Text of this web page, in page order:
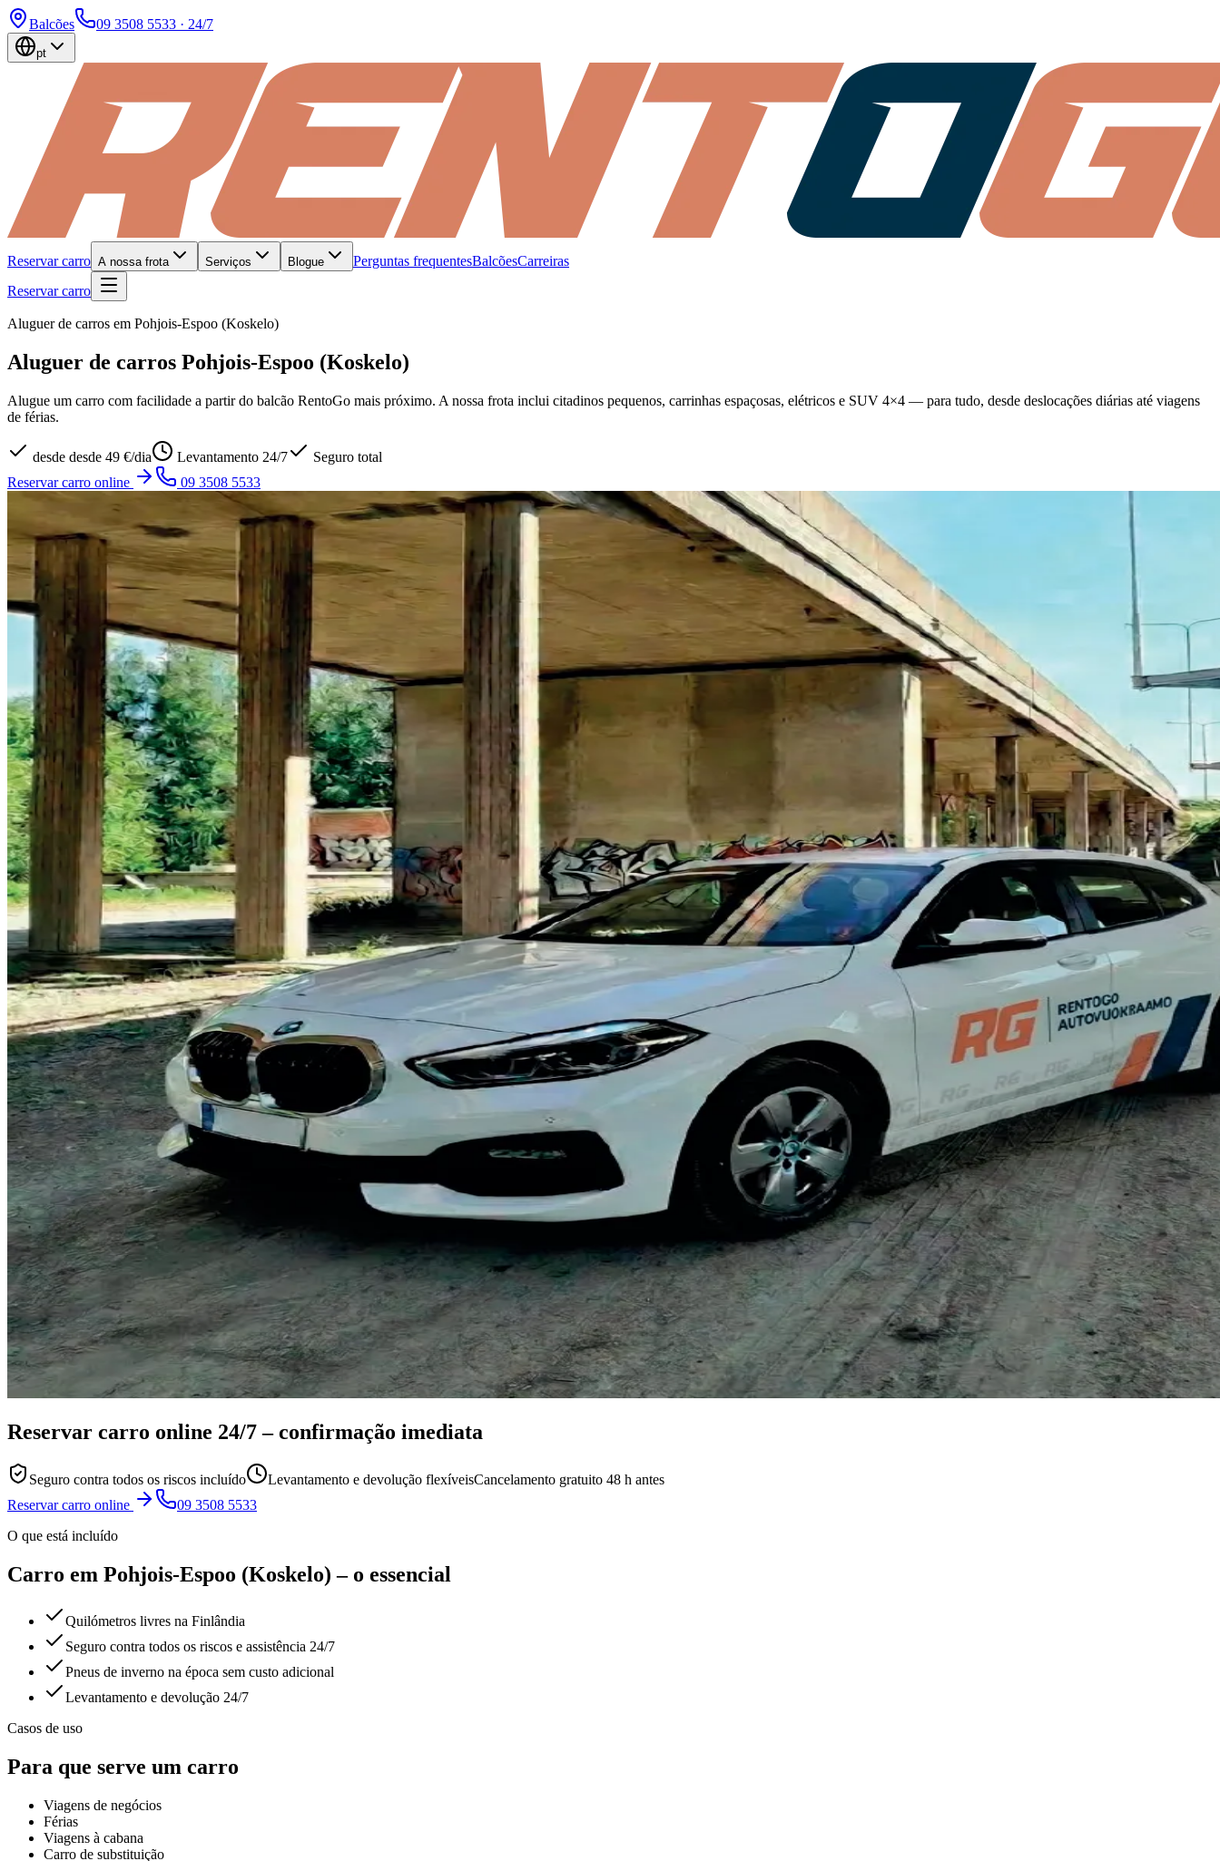
Balcões 09 3508 5533 · 24/7
pt
Reservar carro A nossa frota Serviços Blogue Perguntas frequentesBalcõesCarreiras
Reservar carro
Aluguer de carros em Pohjois-Espoo (Koskelo)
Aluguer de carros Pohjois-Espoo (Koskelo)
Alugue um carro com facilidade a partir do balcão RentoGo mais próximo. A nossa frota inclui citadinos pequenos, carrinhas espaçosas, elétricos e SUV 4×4 — para tudo, desde deslocações diárias até viagens
de férias.
desde desde 49 €/dia Levantamento 24/7
Seguro total
Reservar carro online
09 3508 5533
Reservar carro online 24/7– confirmação imediata
Seguro contra todos os riscos incluído Levantamento e devolução flexíveisCancelamento gratuito 48 h antes
Reservar carro online
09 3508 5533
O que está incluído
Carro em Pohjois-Espoo (Koskelo) – o essencial
Quilómetros livres na Finlândia
Seguro contra todos os riscos e assistência 24/7
Pneus de inverno na época sem custo adicional
Levantamento e devolução 24/7
Casos de uso
Para que serve um carro
Viagens de negócios
Férias
Viagens à cabana
Carro de substituição